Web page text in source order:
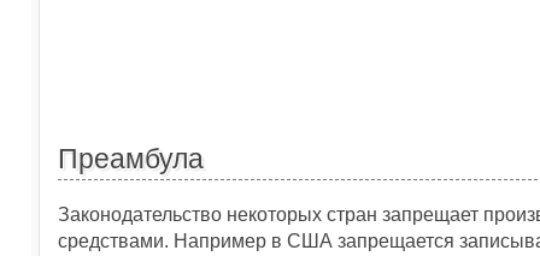
Преамбула
Законодательство некоторых стран запрещает
средствами. Например в США запрещается